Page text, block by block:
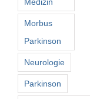
Morbus
Parkinson
Neurologie
Parkinson